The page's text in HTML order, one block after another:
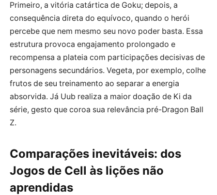
Primeiro, a vitória catártica de Goku; depois, a
consequência direta do equívoco, quando o herói
percebe que nem mesmo seu novo poder basta. Essa
estrutura provoca engajamento prolongado e
recompensa a plateia com participações decisivas de
personagens secundários. Vegeta, por exemplo, colhe
frutos de seu treinamento ao separar a energia
absorvida. Já Uub realiza a maior doação de Ki da
série, gesto que coroa sua relevância pré-Dragon Ball
Z.
Comparações inevitáveis: dos
Jogos de Cell às lições não
aprendidas